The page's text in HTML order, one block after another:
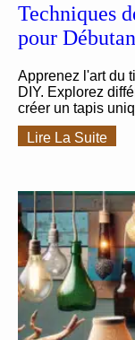
Techniques
pour
Apprenez l'art du
DIY. Explorez
créer un tapis
Lire La Suite